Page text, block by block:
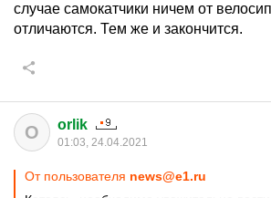
случае самокатчики ничем от
отличаются. Тем же и закончится.
O orlik
01:03, 24.04.2021
От пользователя news@e1.ru